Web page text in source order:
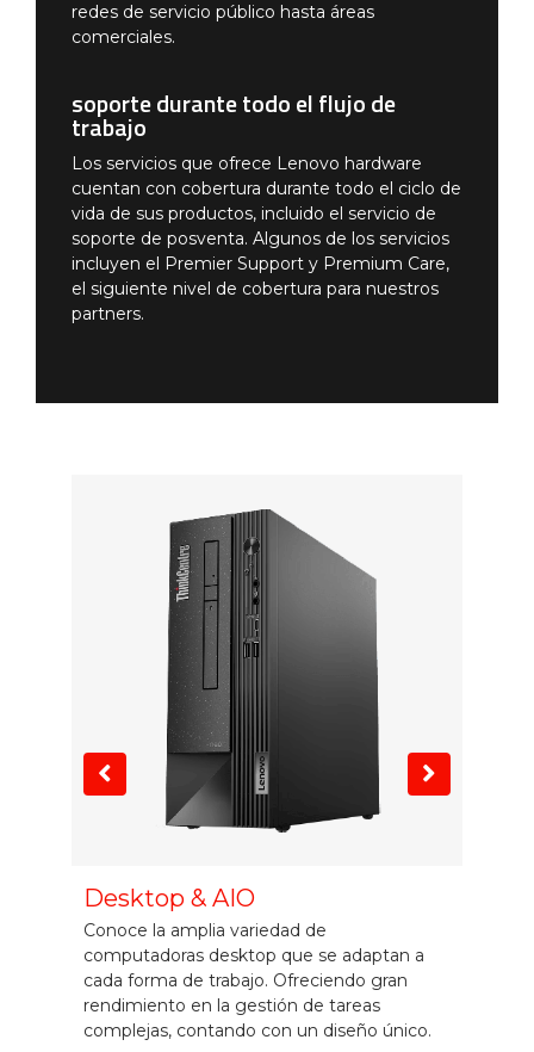
redes de servicio público hasta áreas
comerciales.
soporte durante todo el flujo de
trabajo
Los servicios que ofrece Lenovo hardware
cuentan con cobertura durante todo el ciclo de
vida de sus productos, incluido el servicio de
soporte de posventa. Algunos de los servicios
incluyen el Premier Support y Premium Care,
el siguiente nivel de cobertura para nuestros
partners.
Desktop & AIO
Conoce la amplia variedad de
computadoras desktop que se adaptan a
cada forma de trabajo. Ofreciendo gran
rendimiento en la gestión de tareas
complejas, contando con un diseño único.